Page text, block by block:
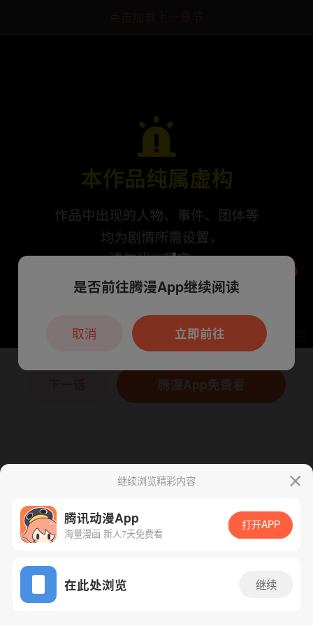
点击加载上一章节
App免费看
腾漫App免费看
继续浏览精彩内容
腾讯动漫App
海量漫画 新人7天免费看
打开APP
在此处浏览 继续
本章节仅支持App阅读，可打开App新用
户7天免费看
是否前往腾漫App继续阅读
立即前往
取消